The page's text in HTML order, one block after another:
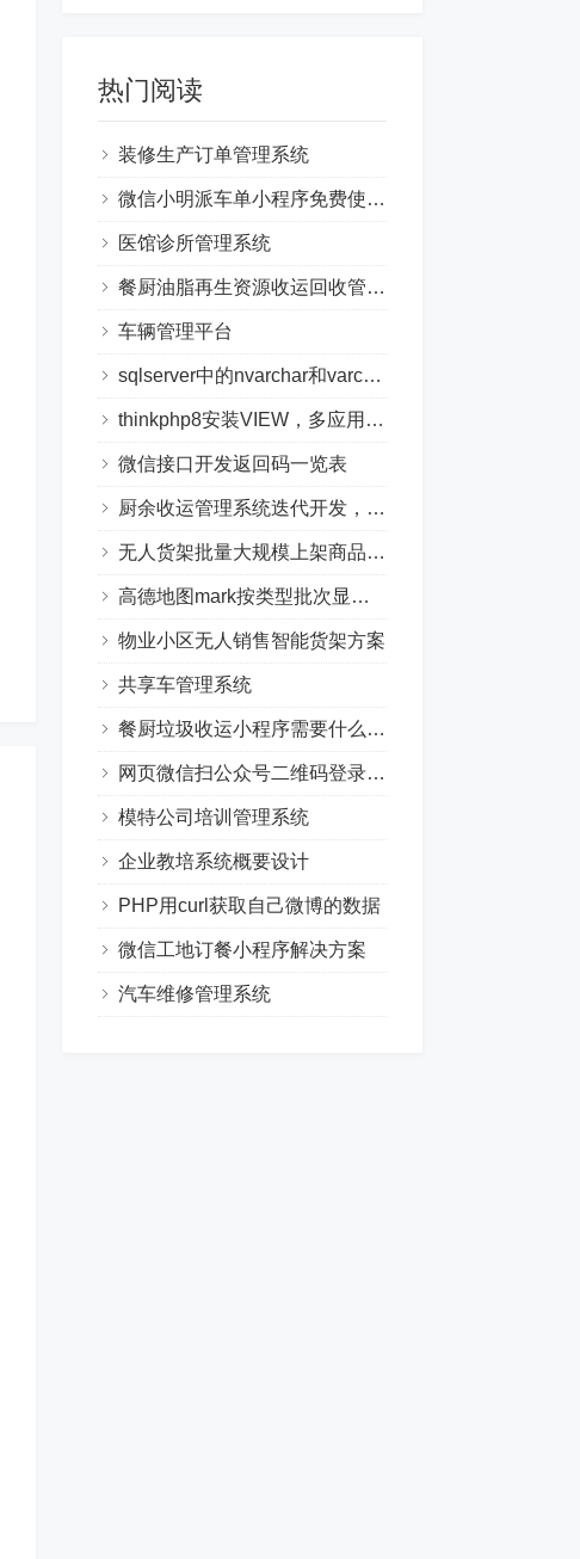
热门阅读
装修生产订单管理系统
微信小明派车单小程序免费使用教程
医馆诊所管理系统
餐厨油脂再生资源收运回收管理系统方案
车辆管理平台
sqlserver中的nvarchar和varchar的区别
thinkphp8安装VIEW，多应用，验证码
微信接口开发返回码一览表
厨余收运管理系统迭代开发，回收系统优化升级
无人货架批量大规模上架商品解决方案
高德地图mark按类型批次显示不同的颜色
物业小区无人销售智能货架方案
共享车管理系统
餐厨垃圾收运小程序需要什么条件
网页微信扫公众号二维码登录培训系统
模特公司培训管理系统
企业教培系统概要设计
PHP用curl获取自己微博的数据
微信工地订餐小程序解决方案
汽车维修管理系统